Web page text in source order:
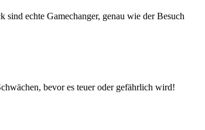
echte Gamechanger, genau wie der Besuch
bevor es teuer oder gefährlich wird!